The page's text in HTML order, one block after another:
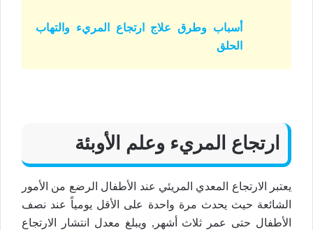
أسباب وطرق علاج ارتجاع المريء والتهاب
الحلق
ارتجاع المريء وعلم الأوبئة
يعتبر الارتجاع المعدي المريئي عند الأطفال الرضع من الأمور
الشائعة حيث يحدث مرة واحدة على الأقل يومياً عند نصف
الأطفال حتى عمر ثلاث أشهر, ويبلغ معدل انتشار الارتجاع